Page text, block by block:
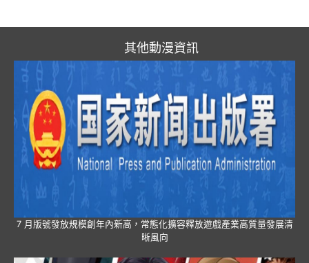
其他動漫資訊
7 月版號發放規模創年內新高，常態化擴容釋放遊戲產業高質量發展清
晰風向